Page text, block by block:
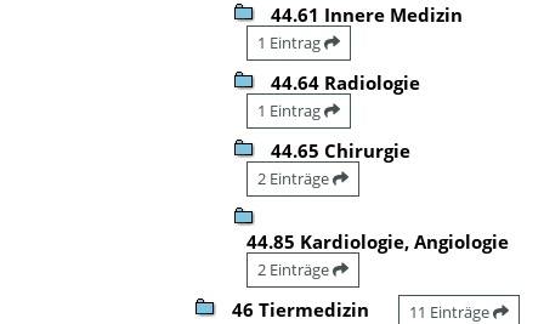
44.61 Innere Medizin
1 Eintrag
44.64 Radiologie
1 Eintrag
44.65 Chirurgie
2 Einträge
44.85 Kardiologie, Angiologie
2 Einträge
46 Tiermedizin 11 Einträge